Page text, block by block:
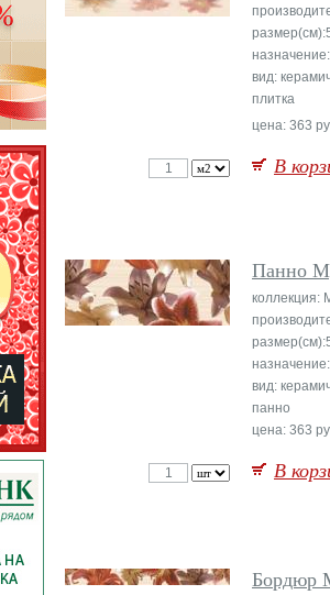
вид:
плитка
цена: 363
В
Панно
коллекция:
вид:
панно
цена: 363
В
Бордюр